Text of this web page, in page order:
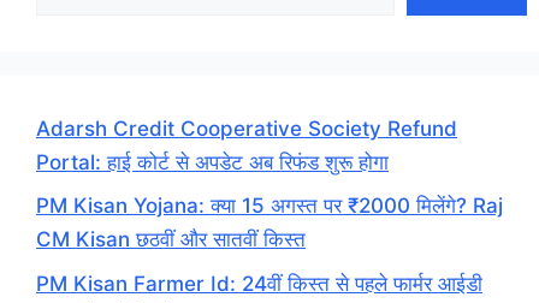
Adarsh Credit Cooperative Society Refund
Portal: हाई कोर्ट से अपडेट अब रिफंड शुरू होगा
PM Kisan Yojana: क्या 15 अगस्त पर ₹2000 मिलेंगे? Raj
CM Kisan छठवीं और सातवीं किस्त
PM Kisan Farmer Id: 24वीं किस्त से पहले फार्मर आईडी